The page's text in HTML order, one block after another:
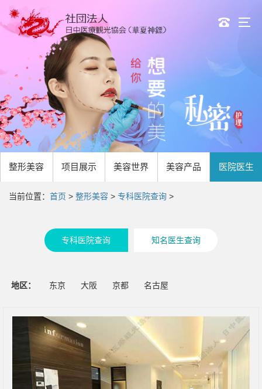
整形美容 项目 展示 美容世界 美容产品 医院医生
当前位置： 首页 > 整形美容 > 专科医院查询 >
专科医院查询 知名医生查询
地区： 东京 大阪 京都 名古屋